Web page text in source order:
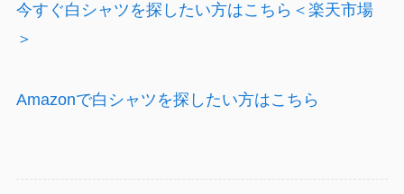
今すぐ白シャツを探したい方はこちら＜楽天市場
＞
Amazonで白シャツを探したい方はこちら